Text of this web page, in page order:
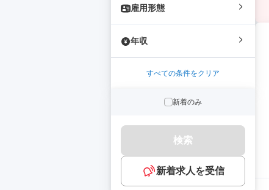
雇用形態
年収
すべての条件をクリア
新着のみ
検索
新着求人を受信